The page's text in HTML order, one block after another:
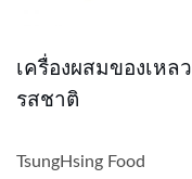
เครื่องผสมของเหลว
รสชาติ
TsungHsing Food